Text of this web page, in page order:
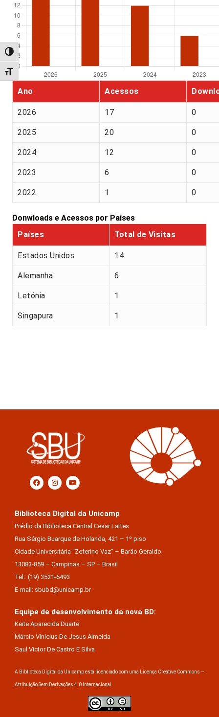
Alternar alto contraste
Alternar tamanho da fonte
Ano Acessos
2026 17 0
2025 20 0
2024 12 0
2023 6 0
2022 1 0
Donwloads e Acessos por Países
Países
Total de Visitas
Estados Unidos 14
Alemanha 6
Letónia 1
Singapura 1
Biblioteca Digital da Unicamp
Prédio da Biblioteca Central Cesar Lattes
Rua Sérgio Buarque de Holanda, 421 – 1º piso
Cidade Universitária “Zeferino Vaz” – Barão Geraldo
13083-859 – Campinas – SP – Brasil
Tel.: (19) 3521-6493
E-mail: sbubd@unicamp.br
Equipe de desenvolvimento da nova BD:
Keite Aparecida Duarte
Márcio Vinícius De Jesus Almeida
Saul Victor De Castro E Silva
A Biblioteca Digital da Unicamp está licenciado com uma Licença Creative Commons –
Atribuição Sem Derivações 4.0 Internacional